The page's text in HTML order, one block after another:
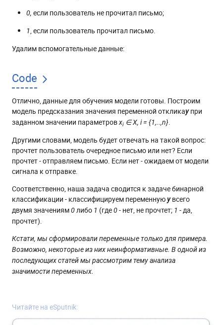
0, если пользователь не прочитал письмо;
1, если пользователь прочитал письмо.
Удалим вспомогательные данные:
Code
Отлично, данные для обучения модели готовы. Построим
модель предсказания значения переменной откликаyпри
заданном значении параметровxi ∈ X, i = {1,..,n}.
Другими словами, модель будет отвечать на такой вопрос:
прочтет пользователь очередное письмо или нет? Если
прочтет - отправляем письмо. Если нет - ожидаем от модели
сигнала к отправке.
Соответственно, наша задача сводится к задаче бинарной
классификации - классифицируем переменнуюyвсего
двумя значениям0либо 1 (где0- нет, не прочтет; 1 - да,
прочтет).
Кстати, мы сформировали переменные только для примера.
Возможно, некоторые из них неинформативные. В одной из
последующих статей мы рассмотрим тему анализа
значимости переменных.
Читайте на eSputnik: